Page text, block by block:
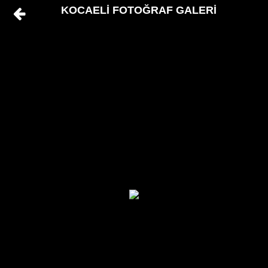
KOCAELİ FOTOĞRAF GALERİ